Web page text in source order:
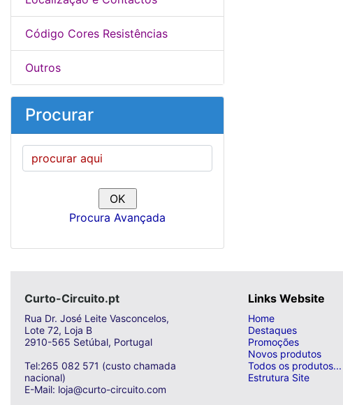
Código Cores Resistências
Outros
Procurar
Procura Avançada
Curto-Circuito.pt
Rua Dr. José Leite Vasconcelos,
Lote 72, Loja B
2910-565 Setúbal, Portugal
Tel:265 082 571 (custo chamada
nacional)
E-Mail: loja@curto-circuito.com
Links Website
Home
Destaques
Promoções
Novos produtos
Todos os produtos...
Estrutura Site